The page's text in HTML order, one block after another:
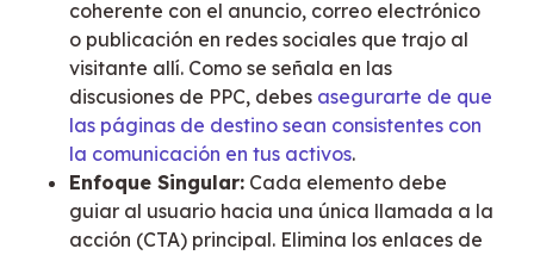
coherente con el anuncio, correo electrónico
o publicación en redes sociales que trajo al
visitante allí. Como se señala en las
discusiones de PPC, debes asegurarte de que
las páginas de destino sean consistentes con
la comunicación en tus activos.
Enfoque Singular: Cada elemento debe
guiar al usuario hacia una única llamada a la
acción (CTA) principal. Elimina los enlaces de